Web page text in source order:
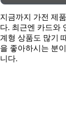
지금까지 가전 제
다. 최근엔 카드와
계형 상품도 많기
을 좋아하시는 분
니다.